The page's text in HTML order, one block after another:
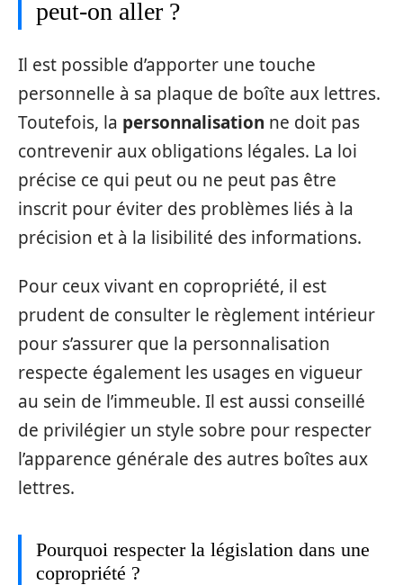
peut-on aller ?
Il est possible d’apporter une touche
personnelle à sa plaque de boîte aux lettres.
Toutefois, la personnalisation ne doit pas
contrevenir aux obligations légales. La loi
précise ce qui peut ou ne peut pas être
inscrit pour éviter des problèmes liés à la
précision et à la lisibilité des informations.
Pour ceux vivant en copropriété, il est
prudent de consulter le règlement intérieur
pour s’assurer que la personnalisation
respecte également les usages en vigueur
au sein de l’immeuble. Il est aussi conseillé
de privilégier un style sobre pour respecter
l’apparence générale des autres boîtes aux
lettres.
Pourquoi respecter la législation dans une
copropriété ?